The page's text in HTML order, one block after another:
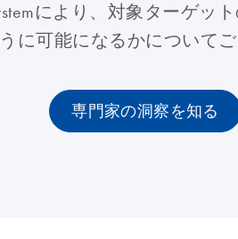
により、対象ターゲ
に可能になるかについてご
専門家の洞察を知る